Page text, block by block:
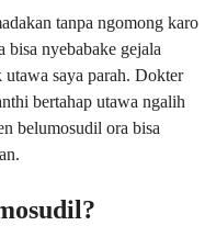
tanpa ngomong karo
nyebabake gejala
saya parah. Dokter
bertahap utawa ngalih
belumosudil ora bisa